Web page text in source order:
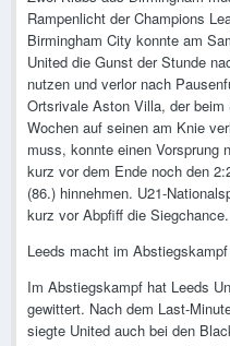
Rampenlicht der Champions
Birmingham City konnte am
United die Gunst der Stunde
nutzen und verlor nach
Ortsrivale Aston Villa, der
Wochen auf seinen am Knie
muss, konnte einen Vorsprung
kurz vor dem Ende noch den
(86.) hinnehmen. U21-
kurz vor Abpfiff die Siegchance.
Leeds macht im
Im Abstiegskampf hat Leeds
gewittert. Nach dem Last-
siegte United auch bei den